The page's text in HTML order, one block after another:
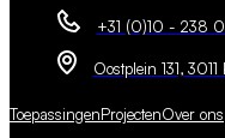
+31 (0)10 - 238
Oostplein 131,
ToepassingenProjectenOver ons